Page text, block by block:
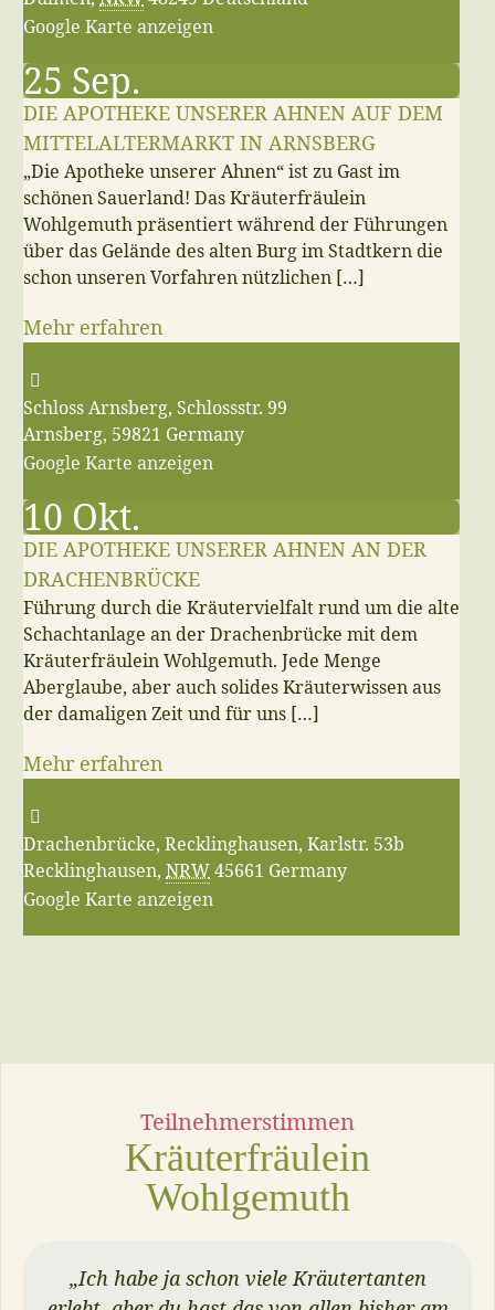
Google Karte anzeigen
25 Sep.
DIE APOTHEKE UNSERER AHNEN AUF DEM
MITTELALTERMARKT IN ARNSBERG
„Die Apotheke unserer Ahnen“ ist zu Gast im
schönen Sauerland! Das Kräuterfräulein
Wohlgemuth präsentiert während der Führungen
über das Gelände des alten Burg im Stadtkern die
schon unseren Vorfahren nützlichen […]
Mehr erfahren
Schloss Arnsberg, Schlossstr. 99
Arnsberg, 59821 Germany
Google Karte anzeigen
10 Okt.
DIE APOTHEKE UNSERER AHNEN AN DER
DRACHENBRÜCKE
Führung durch die Kräutervielfalt rund um die alte
Schachtanlage an der Drachenbrücke mit dem
Kräuterfräulein Wohlgemuth. Jede Menge
Aberglaube, aber auch solides Kräuterwissen aus
der damaligen Zeit und für uns […]
Mehr erfahren
Drachenbrücke, Recklinghausen, Karlstr. 53b
Recklinghausen, NRW45661 Germany
Google Karte anzeigen
Teilnehmerstimmen
Kräuterfräulein
Wohlgemuth
„Ich habe ja schon viele Kräutertanten